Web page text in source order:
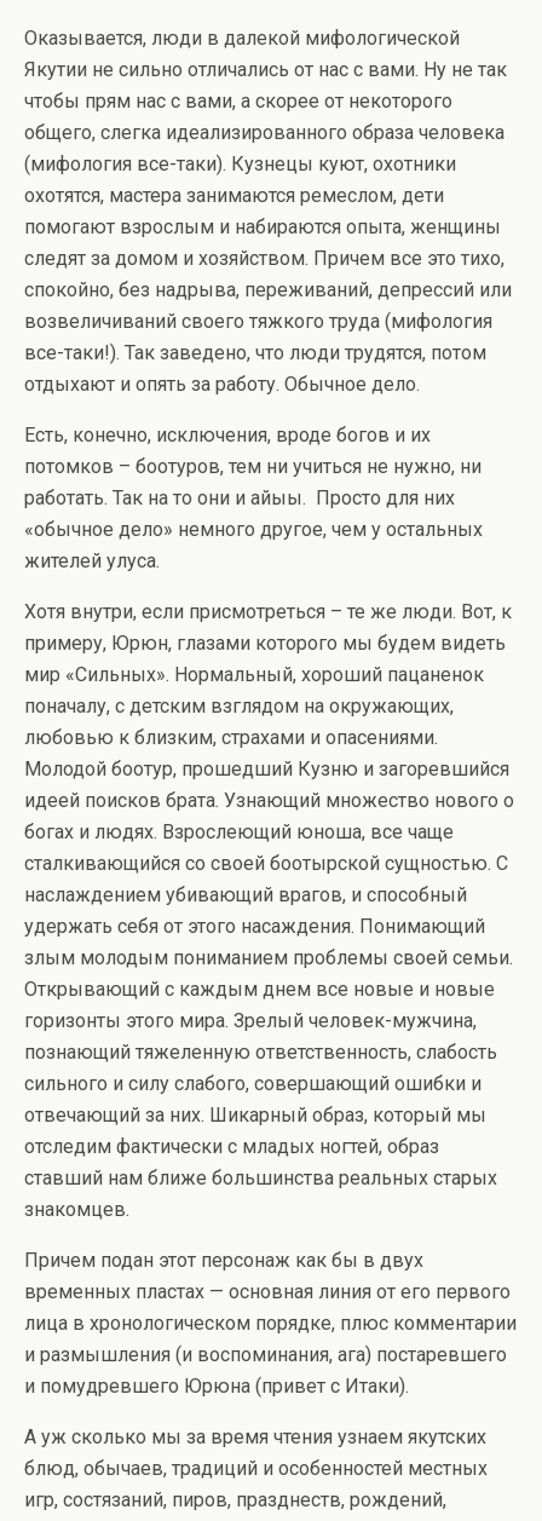
Оказывается, люди в далекой мифологической
Якутии не сильно отличались от нас с вами. Ну не так
чтобы прям нас с вами, а скорее от некоторого
общего, слегка идеализированного образа человека
(мифология все-таки). Кузнецы куют, охотники
охотятся, мастера занимаются ремеслом, дети
помогают взрослым и набираются опыта, женщины
следят за домом и хозяйством. Причем все это тихо,
спокойно, без надрыва, переживаний, депрессий или
возвеличиваний своего тяжкого труда (мифология
все-таки!). Так заведено, что люди трудятся, потом
отдыхают и опять за работу. Обычное дело.
Есть, конечно, исключения, вроде богов и их
потомков – боотуров, тем ни учиться не нужно, ни
работать. Так на то они и айыы. Просто для них
«обычное дело» немного другое, чем у остальных
жителей улуса.
Хотя внутри, если присмотреться – те же люди. Вот, к
примеру, Юрюн, глазами которого мы будем видеть
мир «Сильных». Нормальный, хороший пацаненок
поначалу, с детским взглядом на окружающих,
любовью к близким, страхами и опасениями.
Молодой боотур, прошедший Кузню и загоревшийся
идеей поисков брата. Узнающий множество нового о
богах и людях. Взрослеющий юноша, все чаще
сталкивающийся со своей боотырской сущностью. С
наслаждением убивающий врагов, и способный
удержать себя от этого насаждения. Понимающий
злым молодым пониманием проблемы своей семьи.
Открывающий с каждым днем все новые и новые
горизонты этого мира. Зрелый человек-мужчина,
познающий тяжеленную ответственность, слабость
сильного и силу слабого, совершающий ошибки и
отвечающий за них. Шикарный образ, который мы
отследим фактически с младых ногтей, образ
ставший нам ближе большинства реальных старых
знакомцев.
Причем подан этот персонаж как бы в двух
временных пластах — основная линия от его первого
лица в хронологическом порядке, плюс комментарии
и размышления (и воспоминания, ага) постаревшего
и помудревшего Юрюна (привет с Итаки).
А уж сколько мы за время чтения узнаем якутских
блюд, обычаев, традиций и особенностей местных
игр, состязаний, пиров, празднеств, рождений,